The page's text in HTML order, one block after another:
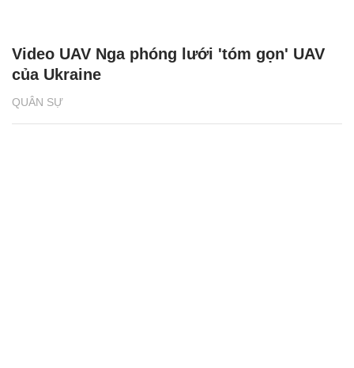
QUÂN SỰ
Video UAV Nga phóng lưới 'tóm gọn' UAV
của Ukraine